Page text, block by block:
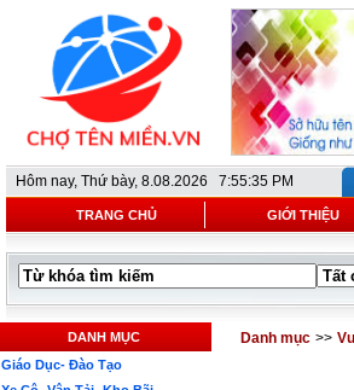
Hôm nay, Thứ bày, 8.08.2026 7:55:35 PM
TRANG CHỦ GIỚI THIỆU
DANH MỤC
Giáo Dục- Đào Tạo
Danh mục >>